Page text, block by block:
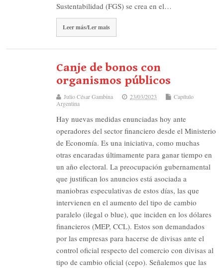
Sustentabilidad (FGS) se crea en el…
Leer más/Ler mais
Canje de bonos con
organismos públicos
Julio César Gambina 23/03/2023
Capítulo
Argentina
Hay nuevas medidas enunciadas hoy ante
operadores del sector financiero desde el Ministerio
de Economía. Es una iniciativa, como muchas
otras encaradas últimamente para ganar tiempo en
un año electoral. La preocupación gubernamental
que justifican los anuncios está asociada a
maniobras especulativas de estos días, las que
intervienen en el aumento del tipo de cambio
paralelo (ilegal o blue), que inciden en los dólares
financieros (MEP, CCL). Estos son demandados
por las empresas para hacerse de divisas ante el
control oficial respecto del comercio con divisas al
tipo de cambio oficial (cepo). Señalemos que las